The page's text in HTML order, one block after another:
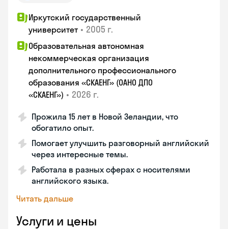
Иркутский государственный
университет • 2005 г.
Образовательная автономная
некоммерческая организация
дополнительного профессионального
образования «СКАЕНГ» (ОАНО ДПО
«СКАЕНГ») • 2026 г.
Прожила 15 лет в Новой Зеландии, что
обогатило опыт.
Помогает улучшить разговорный английский
через интересные темы.
Работала в разных сферах с носителями
английского языка.
Читать дальше
Услуги и цены